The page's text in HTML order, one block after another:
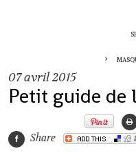
07avril 2015
Petit guide de
Share